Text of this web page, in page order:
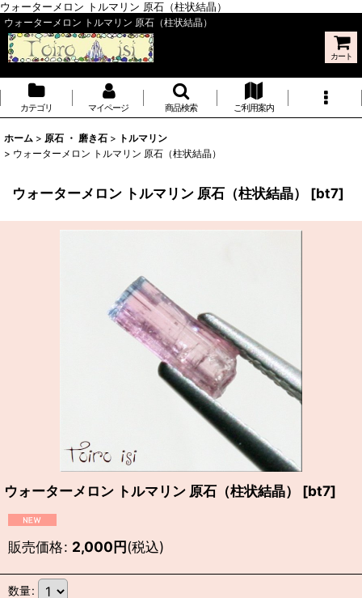
ウォーターメロン トルマリン 原石（柱状結晶）
ウォーターメロン トルマリン 原石（柱状結晶）
カート
カテゴリ マイページ 商品検索 ご利用案内
ホーム > 原石 ・ 磨き石 > トルマリン
> ウォーターメロン トルマリン 原石（柱状結晶）
ウォーターメロン トルマリン 原石（柱状結晶） [bt7]
ウォーターメロン トルマリン 原石（柱状結晶） [bt7]
販売価格: 2,000円(税込)
数量: